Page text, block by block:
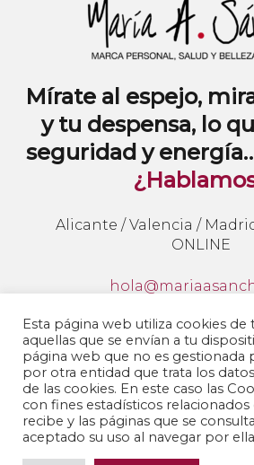
Mírate al espejo,
y tu despensa, lo
seguridad y
Alicante / Valencia /
ONLINE
Sígueme en redes y entérate
publico:
Esta página web utiliza cookies de
aquellas que se envían a tu
página web que no es gestionada
por otra entidad que trata los
de las cookies. En este caso las
con fines estadísticos relacionados
recibe y las páginas que se
aceptado su uso al navegar por